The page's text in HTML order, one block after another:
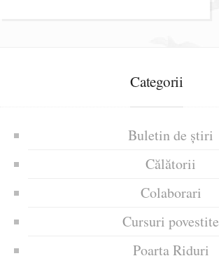
Categorii
Buletin de știri
Călătorii
Colaborari
Cursuri povestite
Poarta Riduri